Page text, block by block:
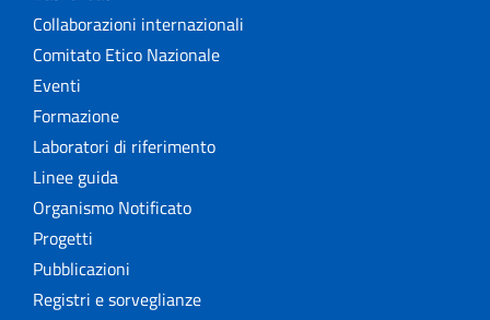
Collaborazioni internazionali
Comitato Etico Nazionale
Eventi
Formazione
Laboratori di riferimento
Linee guida
Organismo Notificato
Progetti
Pubblicazioni
Registri e sorveglianze